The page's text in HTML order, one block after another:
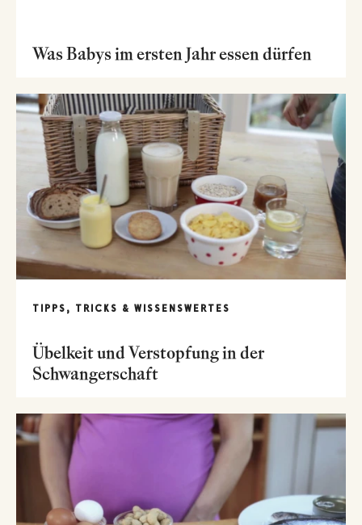
Was Babys im ersten Jahr essen dürfen
TIPPS, TRICKS & WISSENSWERTES
Übelkeit und Verstopfung in der
Schwangerschaft